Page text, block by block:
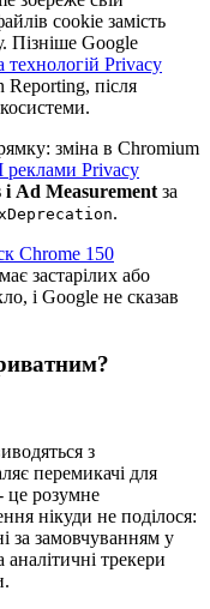
cookie замість
Пізніше Google
технологій Privacy
після
зміна в Chromium
Privacy
і Ad Measurement за
.
Chrome 150
застарілих або
і Google не сказав
з
перемикачі для
це розумне
нікуди не поділося:
за замовчуванням у
трекери